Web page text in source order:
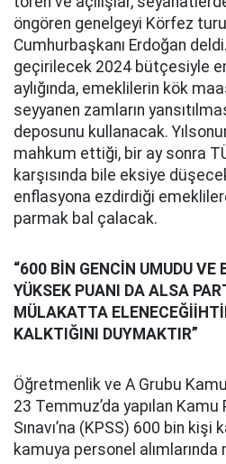
öngören genelgeyi Körfez
Cumhurbaşkanı Erdoğan
geçirilecek 2024 bütçesiyle
aylığında, emeklilerin kök
seyyanen zamların
deposunu kullanacak.
mahkum ettiği, bir ay sonra
karşısında bile eksiye
enflasyona ezdirdiği
parmak bal çalacak.
“600 BİN GENCİN UMUDU VE
YÜKSEK PUANI DA ALSA
MÜLAKATTA
KALKTIĞINI DUYMAKTIR”
Öğretmenlik ve A Grubu
23 Temmuz’da yapılan
Sınavı’na (KPSS) 600 bin kişi
kamuya personel alımlarında